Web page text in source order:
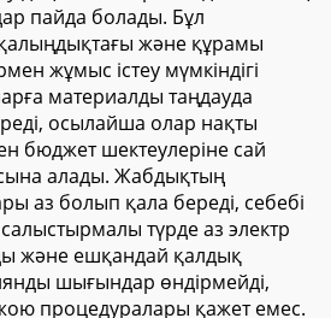
пайда болады. Бұл
және құрамы
жұмыс істеу мүмкіндігі
материалды таңдауда
осылайша олар нақты
бюджет шектеулеріне сай
алады. Жабдықтың
аз болып қала береді, себебі
түрде аз электр
және ешқандай қалдық
шығындар өндірмейді,
процедуралары қажет емес.